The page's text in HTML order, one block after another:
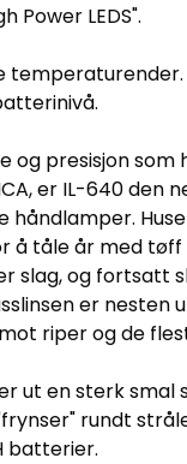
Power LEDS".
temperaturender.
og presisjon som
er IL-640 den
håndlamper.
å tåle år med tøff
slag, og fortsatt
er nesten
riper og de
ut en sterk smal
rundt
batterier.